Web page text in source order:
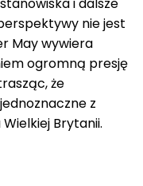
nie jest
May wywiera
ogromną presję
że
z
Brytanii.